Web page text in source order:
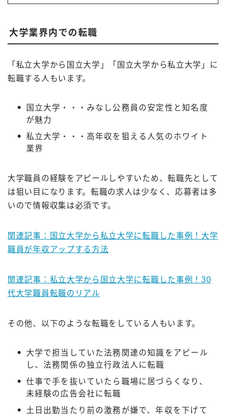
大学業界内での転職
「私立大学から国立大学」「国立大学から私立大学」に
転職する人もいます。
国立大学・・・みなし公務員の安定性と知名度
が魅力
私立大学・・・高年収を狙える人気のホワイト
業界
大学職員の経験をアピールしやすいため、転職先として
は狙い目になります。転職の求人は少なく、応募者は多
いので情報収集は必須です。
関連記事：国立大学から私立大学に転職した事例！大学
職員が年収アップする方法
関連記事：私立大学から国立大学に転職した事例！30
代大学職員転職のリアル
その他、以下のような転職をしている人もいます。
大学で担当していた法務関連の知識をアピール
し、法務関係の独立行政法人に転職
仕事で手を抜いていたら職場に居づらくなり、
未経験の広告会社に転職
土日出勤当たり前の激務が嫌で、年収を下げて